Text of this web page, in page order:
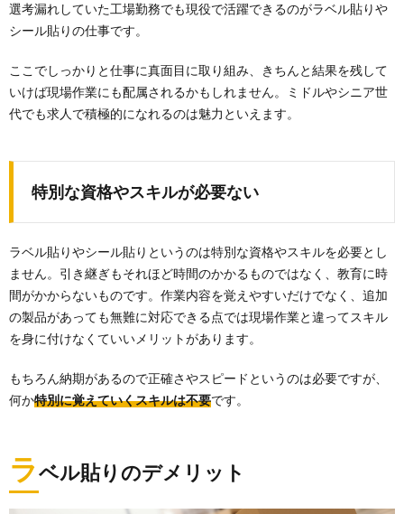
選考漏れしていた工場勤務でも現役で活躍できるのがラベル貼りや
シール貼りの仕事です。
ここでしっかりと仕事に真面目に取り組み、きちんと結果を残して
いけば現場作業にも配属されるかもしれません。ミドルやシニア世
代でも求人で積極的になれるのは魅力といえます。
特別な資格やスキルが必要ない
ラベル貼りやシール貼りというのは特別な資格やスキルを必要とし
ません。引き継ぎもそれほど時間のかかるものではなく、教育に時
間がかからないものです。作業内容を覚えやすいだけでなく、追加
の製品があっても無難に対応できる点では現場作業と違ってスキル
を身に付けなくていいメリットがあります。
もちろん納期があるので正確さやスピードというのは必要ですが、
何か特別に覚えていくスキルは不要です。
ラベル貼りのデメリット